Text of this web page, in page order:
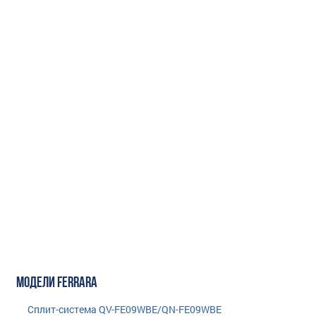
МОДЕЛИ FERRARA
Сплит-система QV-FE09WBE/QN-FE09WBE